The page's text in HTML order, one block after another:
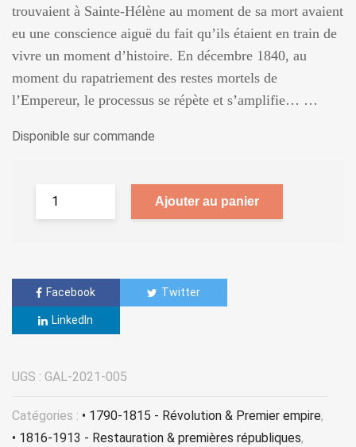
trouvaient à Sainte-Hélène au moment de sa mort avaient
eu une conscience aiguë du fait qu’ils étaient en train de
vivre un moment d’histoire. En décembre 1840, au
moment du rapatriement des restes mortels de
l’Empereur, le processus se répète et s’amplifie… …
Disponible sur commande
Ajouter au panier
Facebook Twitter
LinkedIn
UGS : GAL-2021-005
Catégories : • 1790-1815 - Révolution & Premier empire,
• 1816-1913 - Restauration & premières républiques,